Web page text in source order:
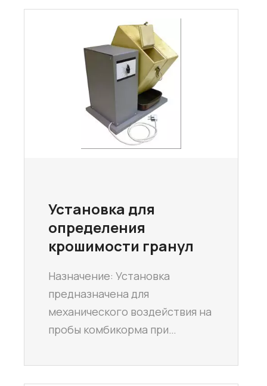
Установка для
определения
крошимости гранул
Назначение: Установка
предназначена для
механического воздействия на
пробы комбикорма при…